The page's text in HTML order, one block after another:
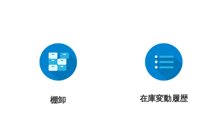
棚卸 在庫変動履歴